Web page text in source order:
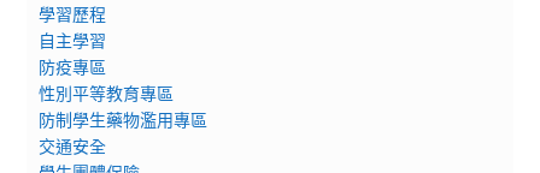
學習歷程
自主學習
防疫專區
性別平等教育專區
防制學生藥物濫用專區
交通安全